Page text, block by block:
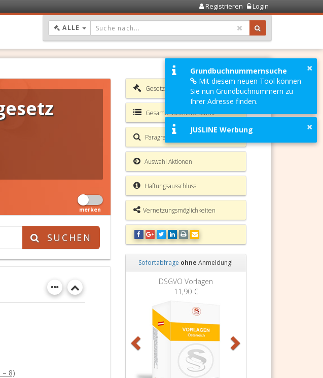
Registrieren Login
ALLE DROPDOWN: GEWÄHLTER WERT IST ALLE
merken
SUCHEN
– 8)
Gesetzesverzeichnis
Gesamte Rechtsvorschrift
Paragrafen Volltextsuche
Auswahl Aktionen
Haftungsausschluss
Vernetzungsmöglichkeiten
Sofortabfrage ohne Anmeldung!
DSGVO Vorlagen
11,90 €
Zurück
×
Grundbuchnummernsuche
Mit diesem neuen Tool können
Sie nun Grundbuchnummern zu
Ihrer Adresse finden.
×
JUSLINE Werbung